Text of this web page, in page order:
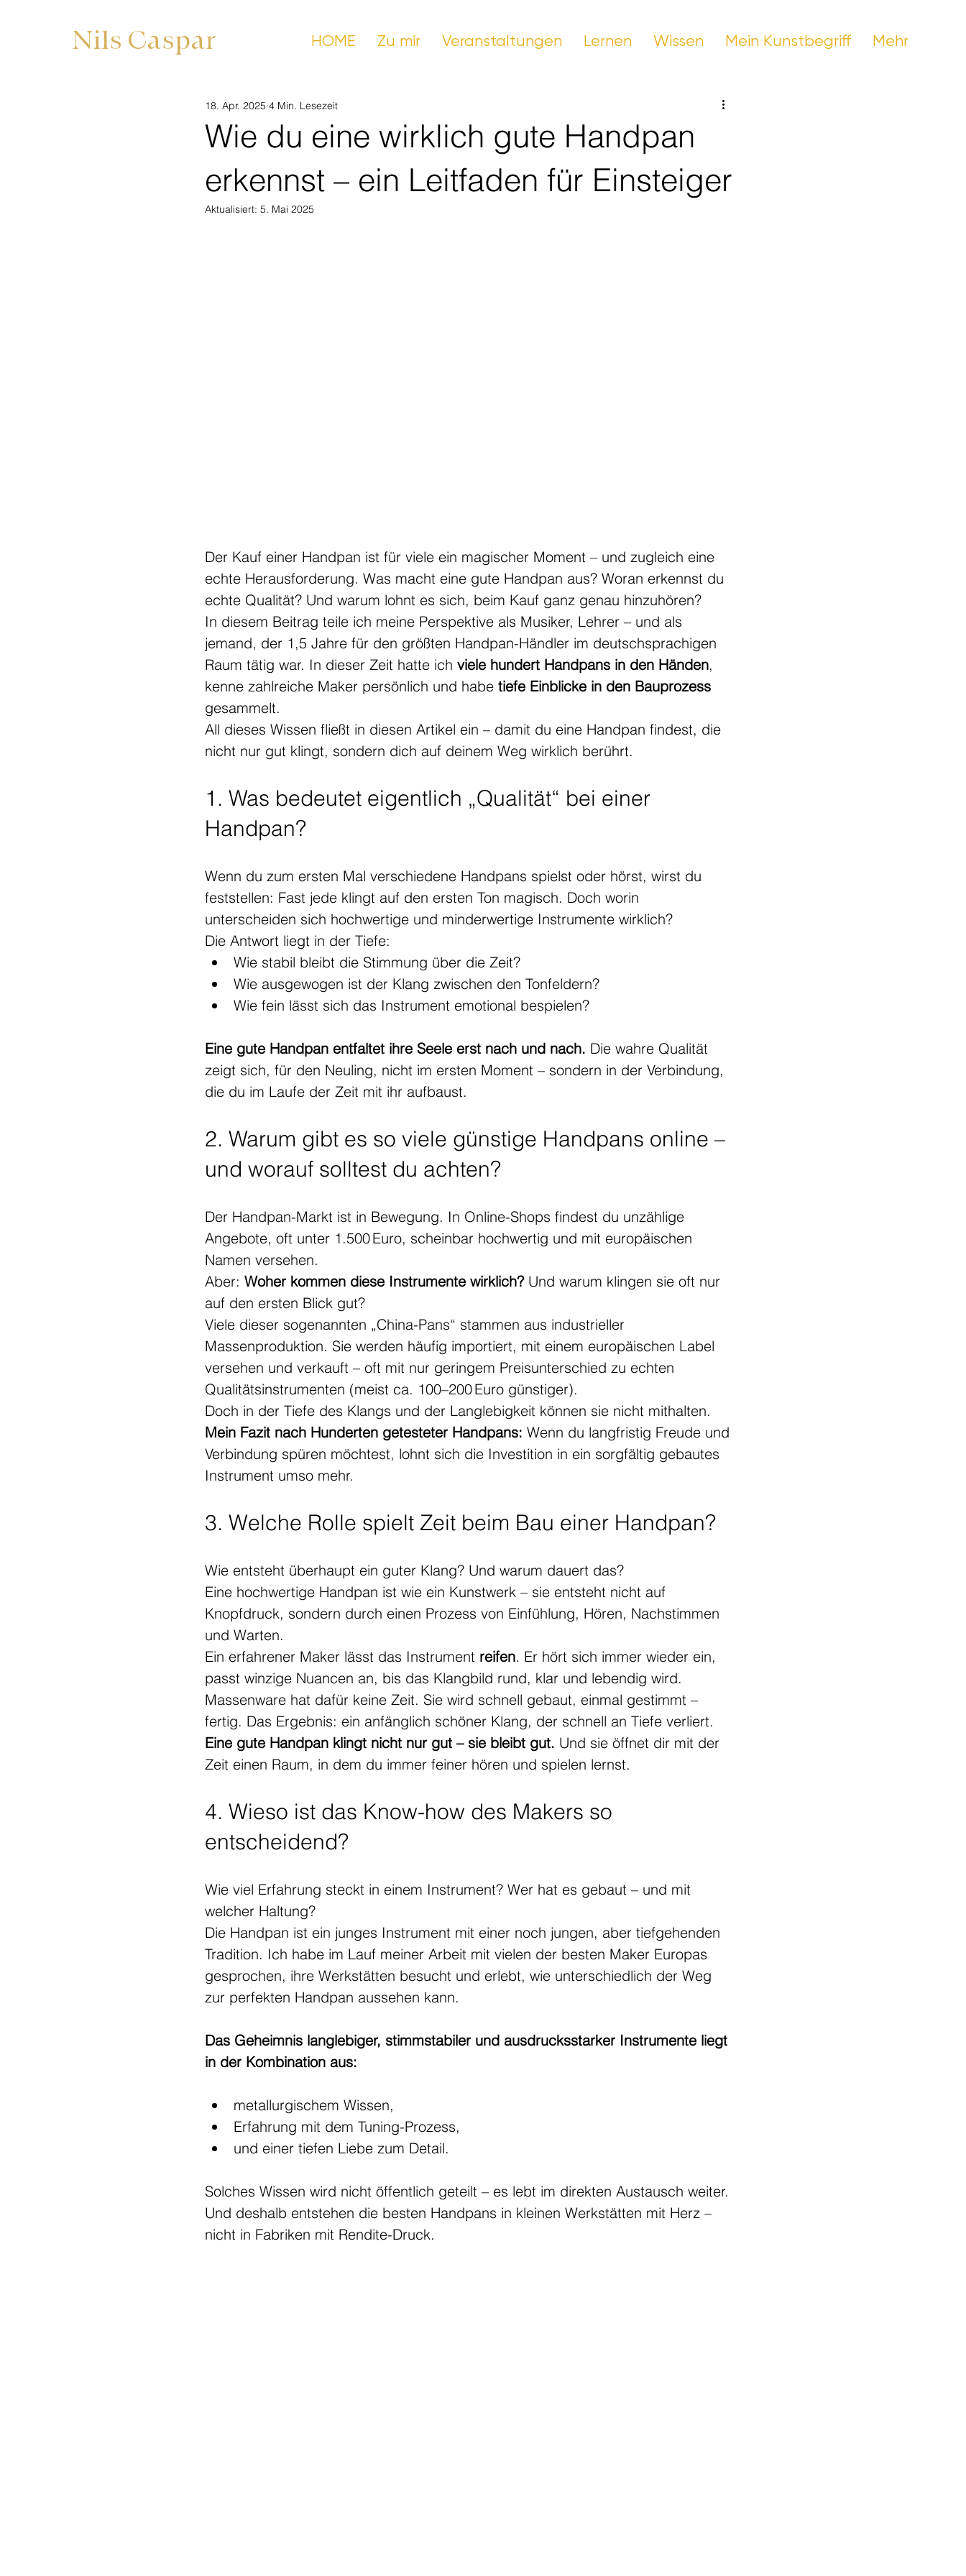
Nils Caspar HOME Zu mir Veranstaltungen Lernen Wissen Mein Kunstbegriff Mehr
Wie du eine wirklich gute Handpan
erkennst – ein Leitfaden für Einsteiger
18. Apr. 2025 4 Min. Lesezeit
Aktualisiert: 5. Mai 2025
Der Kauf einer Handpan ist für viele ein magischer Moment – und zugleich eine
echte Herausforderung. Was macht eine gute Handpan aus? Woran erkennst du
echte Qualität? Und warum lohnt es sich, beim Kauf ganz genau hinzuhören?
In diesem Beitrag teile ich meine Perspektive als Musiker, Lehrer – und als
jemand, der 1,5 Jahre für den größten Handpan-Händler im deutschsprachigen
Raum tätig war. In dieser Zeit hatte ich viele hundert Handpans in den Händen,
kenne zahlreiche Maker persönlich und habe tiefe Einblicke in den Bauprozess
gesammelt.
All dieses Wissen fließt in diesen Artikel ein – damit du eine Handpan findest, die
nicht nur gut klingt, sondern dich auf deinem Weg wirklich berührt.
1. Was bedeutet eigentlich „Qualität“ bei einer
Handpan?
Wenn du zum ersten Mal verschiedene Handpans spielst oder hörst, wirst du
feststellen: Fast jede klingt auf den ersten Ton magisch. Doch worin
unterscheiden sich hochwertige und minderwertige Instrumente wirklich?
Die Antwort liegt in der Tiefe:
Wie stabil bleibt die Stimmung über die Zeit?
Wie ausgewogen ist der Klang zwischen den Tonfeldern?
Wie fein lässt sich das Instrument emotional bespielen?
Eine gute Handpan entfaltet ihre Seele erst nach und nach. Die wahre Qualität
zeigt sich, für den Neuling, nicht im ersten Moment – sondern in der Verbindung,
die du im Laufe der Zeit mit ihr aufbaust.
2. Warum gibt es so viele günstige Handpans online –
und worauf solltest du achten?
Der Handpan-Markt ist in Bewegung. In Online-Shops findest du unzählige
Angebote, oft unter 1.500 Euro, scheinbar hochwertig und mit europäischen
Namen versehen.
Aber: Woher kommen diese Instrumente wirklich? Und warum klingen sie oft nur
auf den ersten Blick gut?
Viele dieser sogenannten „China-Pans“ stammen aus industrieller
Massenproduktion. Sie werden häufig importiert, mit einem europäischen Label
versehen und verkauft – oft mit nur geringem Preisunterschied zu echten
Qualitätsinstrumenten (meist ca. 100–200 Euro günstiger).
Doch in der Tiefe des Klangs und der Langlebigkeit können sie nicht mithalten.
Mein Fazit nach Hunderten getesteter Handpans: Wenn du langfristig Freude und
Verbindung spüren möchtest, lohnt sich die Investition in ein sorgfältig gebautes
Instrument umso mehr.
3. Welche Rolle spielt Zeit beim Bau einer Handpan?
Wie entsteht überhaupt ein guter Klang? Und warum dauert das?
Eine hochwertige Handpan ist wie ein Kunstwerk – sie entsteht nicht auf
Knopfdruck, sondern durch einen Prozess von Einfühlung, Hören, Nachstimmen
und Warten.
Ein erfahrener Maker lässt das Instrument reifen. Er hört sich immer wieder ein,
passt winzige Nuancen an, bis das Klangbild rund, klar und lebendig wird.
Massenware hat dafür keine Zeit. Sie wird schnell gebaut, einmal gestimmt –
fertig. Das Ergebnis: ein anfänglich schöner Klang, der schnell an Tiefe verliert.
Eine gute Handpan klingt nicht nur gut – sie bleibt gut. Und sie öffnet dir mit der
Zeit einen Raum, in dem du immer feiner hören und spielen lernst.
4. Wieso ist das Know-how des Makers so
entscheidend?
Wie viel Erfahrung steckt in einem Instrument? Wer hat es gebaut – und mit
welcher Haltung?
Die Handpan ist ein junges Instrument mit einer noch jungen, aber tiefgehenden
Tradition. Ich habe im Lauf meiner Arbeit mit vielen der besten Maker Europas
gesprochen, ihre Werkstätten besucht und erlebt, wie unterschiedlich der Weg
zur perfekten Handpan aussehen kann.
Das Geheimnis langlebiger, stimmstabiler und ausdrucksstarker Instrumente liegt
in der Kombination aus:
metallurgischem Wissen,
Erfahrung mit dem Tuning-Prozess,
und einer tiefen Liebe zum Detail.
Solches Wissen wird nicht öffentlich geteilt – es lebt im direkten Austausch weiter.
Und deshalb entstehen die besten Handpans in kleinen Werkstätten mit Herz –
nicht in Fabriken mit Rendite-Druck.